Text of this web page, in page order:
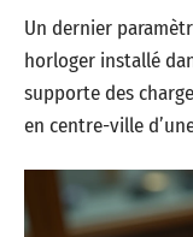
Un dernier
horloger installé
supporte des
en centre-ville